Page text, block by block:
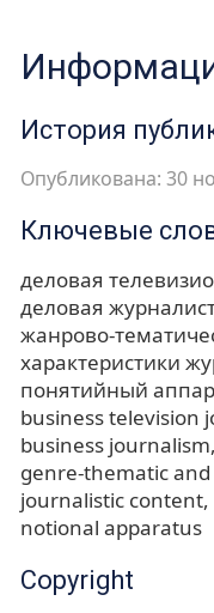
История
Опубликована: 30
Ключевые
деловая
деловая
жанрово-
характеристики
понятийный
business television
business journalism
genre-thematic
journalistic content
notional apparatus
Copyright